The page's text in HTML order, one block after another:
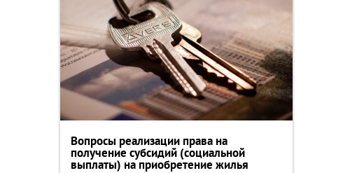
Вопросы реализации права на
получение субсидий (социальной
выплаты) на приобретение жилья